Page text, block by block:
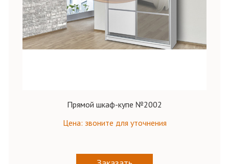
Прямой шкаф-купе №2002
Цена: звоните для уточнения